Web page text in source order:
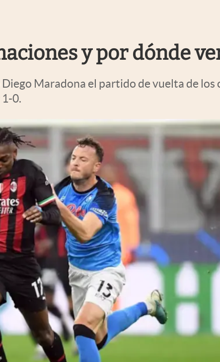
y por dónde
Maradona el partido de vuelta de
0.